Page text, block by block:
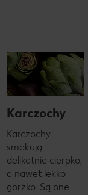
Karczochy
Karczochy
smakują
delikatnie cierpko,
a nawet lekko
gorzko. Są one